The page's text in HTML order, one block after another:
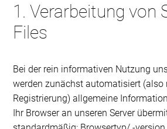
1. Verarbeitung von
Files
Bei der rein informativen Nutzung
werden zunächst automatisiert (also
Registrierung) allgemeine
Ihr Browser an unseren Server